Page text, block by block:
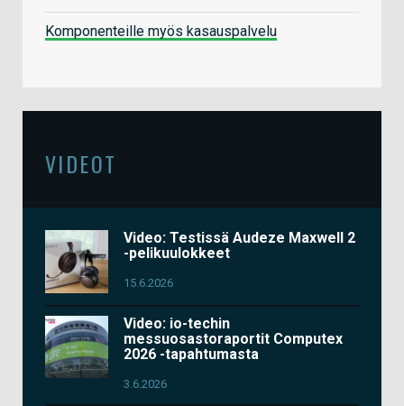
Komponenteille myös kasauspalvelu
VIDEOT
Video: Testissä Audeze Maxwell 2
-pelikuulokkeet
15.6.2026
Video: io-techin
messuosastoraportit Computex
2026 -tapahtumasta
3.6.2026